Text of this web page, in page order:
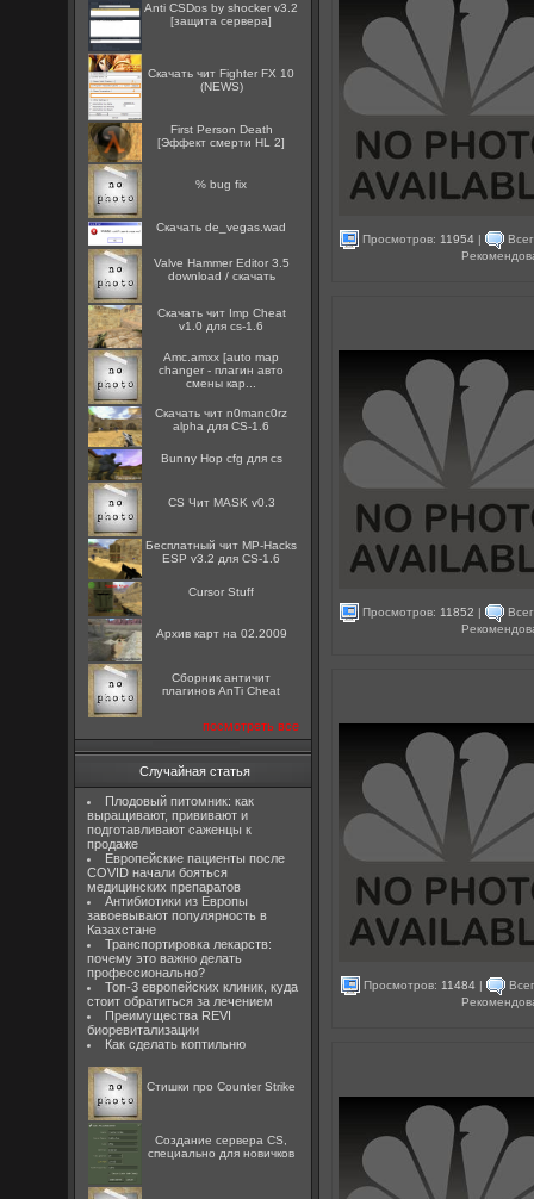
Anti CSDos by shocker v3.2
[защита сервера]
Скачать чит Fighter FX 10
(NEWS)
First Person Death
[Эффект смерти HL 2]
% bug fix
Скачать de_vegas.wad
Valve Hammer Editor 3.5
download / скачать
Скачать чит Imp Cheat
v1.0 для cs-1.6
Amc.amxx [auto map
changer - плагин авто
смены кар...
Скачать чит n0manc0rz
alpha для CS-1.6
Bunny Hop cfg для cs
CS Чит MASK v0.3
Бесплатный чит MP-Hacks
ESP v3.2 для CS-1.6
Cursor Stuff
Архив карт на 02.2009
Сборник античит
плагинов AnTi Cheat
посмотреть все
Случайная статья
Плодовый питомник: как
выращивают, прививают и
подготавливают саженцы к
продаже
Европейские пациенты после
COVID начали бояться
медицинских препаратов
Антибиотики из Европы
завоевывают популярность в
Казахстане
Транспортировка лекарств:
почему это важно делать
профессионально?
Топ-3 европейских клиник, куда
стоит обратиться за лечением
Преимущества REVI
биоревитализации
Как сделать коптильню
Стишки про Counter Strike
Создание сервера CS,
специально для новичков
Просмотров: 11954 |
Просмотров: 11852 |
Просмотров: 11484|